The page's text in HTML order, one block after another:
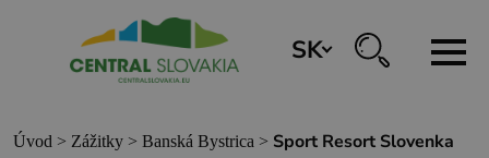
SK
REZERVÁCIA ZÁŽITKOV
Úvod > Zážitky > Banská Bystrica > Sport Resort Slovenka